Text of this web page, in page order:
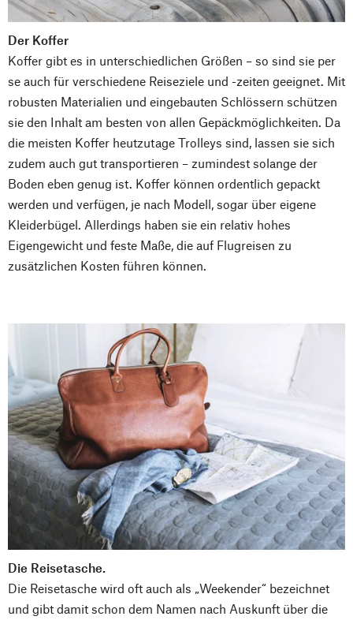
Der Koffer
Koffer gibt es in unterschiedlichen Größen – so sind sie per
se auch für verschiedene Reiseziele und -zeiten geeignet. Mit
robusten Materialien und eingebauten Schlössern schützen
sie den Inhalt am besten von allen Gepäckmöglichkeiten. Da
die meisten Koffer heutzutage Trolleys sind, lassen sie sich
zudem auch gut transportieren – zumindest solange der
Boden eben genug ist. Koffer können ordentlich gepackt
werden und verfügen, je nach Modell, sogar über eigene
Kleiderbügel. Allerdings haben sie ein relativ hohes
Eigengewicht und feste Maße, die auf Flugreisen zu
zusätzlichen Kosten führen können.
Die Reisetasche.
Die Reisetasche wird oft auch als „Weekender“ bezeichnet
und gibt damit schon dem Namen nach Auskunft über die